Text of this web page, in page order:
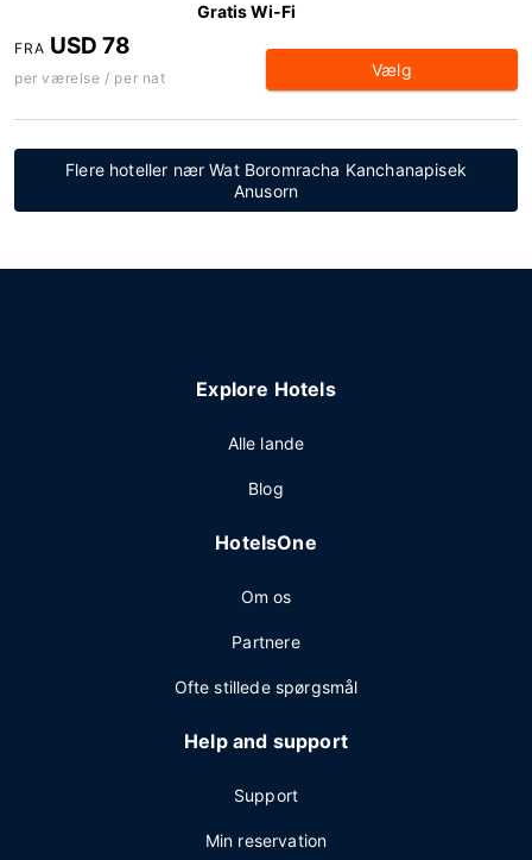
Gratis Wi-Fi
FRA USD 78
per værelse / per nat Vælg
Flere hoteller nær Wat Boromracha Kanchanapisek
Anusorn
Explore Hotels
Alle lande
Blog
HotelsOne
Om os
Partnere
Ofte stillede spørgsmål
Help and support
Support
Min reservation